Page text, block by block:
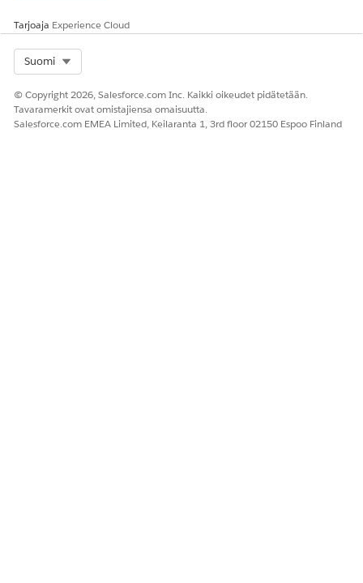
Tarjoaja Experience Cloud
Suomi
© Copyright 2026, Salesforce.com Inc. Kaikki oikeudet pidätetään.
Tavaramerkit ovat omistajiensa omaisuutta.
Salesforce.com EMEA Limited, Keilaranta 1, 3rd floor 02150 Espoo Finland